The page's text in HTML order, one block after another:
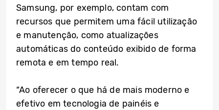
Samsung, por exemplo, contam com
recursos que permitem uma fácil utilização
e manutenção, como atualizações
automáticas do conteúdo exibido de forma
remota e em tempo real.
“Ao oferecer o que há de mais moderno e
efetivo em tecnologia de painéis e